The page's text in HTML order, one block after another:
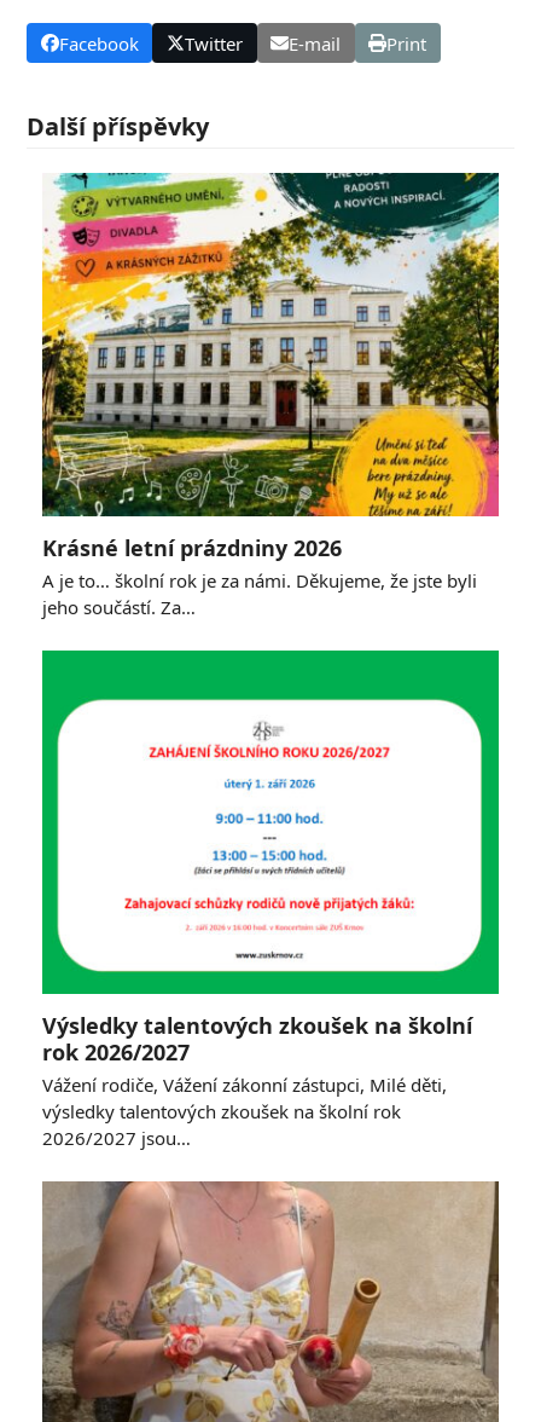
Facebook Twitter E-mail Print
Další příspěvky
Krásné letní prázdniny 2026
A je to… školní rok je za námi. Děkujeme, že jste byli
jeho součástí. Za…
Výsledky talentových zkoušek na školní
rok 2026/2027
Vážení rodiče, Vážení zákonní zástupci, Milé děti,
výsledky talentových zkoušek na školní rok
2026/2027 jsou…